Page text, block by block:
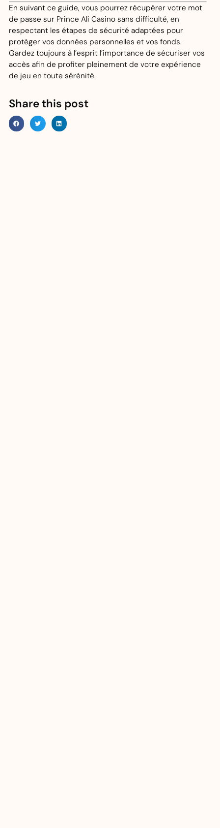
En suivant ce guide, vous pourrez récupérer votre mot
de passe sur Prince Ali Casino sans difficulté, en
respectant les étapes de sécurité adaptées pour
protéger vos données personnelles et vos fonds.
Gardez toujours à l’esprit l’importance de sécuriser vos
accès afin de profiter pleinement de votre expérience
de jeu en toute sérénité.
Share this post